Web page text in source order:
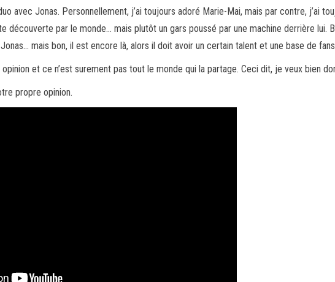
avec Jonas. Personnellement, j’ai toujours adoré Marie-Mai, mais par contre, j’ai
découverte par le monde… mais plutôt un gars poussé par une machine derrière
mais bon, il est encore là, alors il doit avoir un certain talent et une base de
et ce n’est surement pas tout le monde qui la partage. Ceci dit, je veux bien
propre opinion.